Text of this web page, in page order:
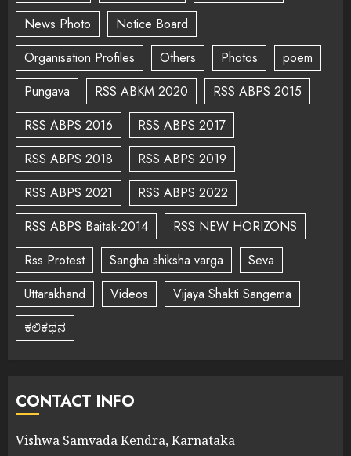
News Photo
Notice Board
Organisation Profiles
Others Photos
poem
Pungava
RSS ABKM 2020
RSS ABPS 2015
RSS ABPS 2016
RSS ABPS 2017
RSS ABPS 2018
RSS ABPS 2019
RSS ABPS 2021
RSS ABPS 2022
RSS ABPS Baitak-2014
RSS NEW HORIZONS
Rss Protest
Sangha shiksha varga
Seva
Uttarakhand
Videos
Vijaya Shakti Sangema
ಕಲಿಕಥನ
CONTACT INFO
Vishwa Samvada Kendra, Karnataka